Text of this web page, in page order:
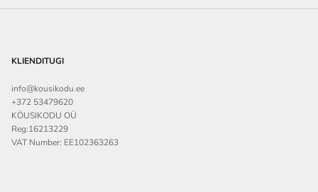
KLIENDITUGI
info@kousikodu.ee
+372 53479620
KÖUSIKODU OÜ
Reg:16213229
VAT Number: EE102363263